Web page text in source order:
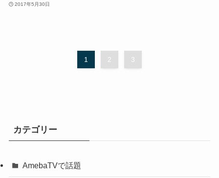
2017年5月30日
1 2 3
カテゴリー
AmebaTVで話題